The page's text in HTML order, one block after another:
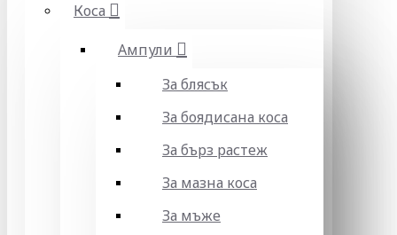
Коса
Ампули
За блясък
За боядисана коса
За бърз растеж
За мазна коса
За мъже